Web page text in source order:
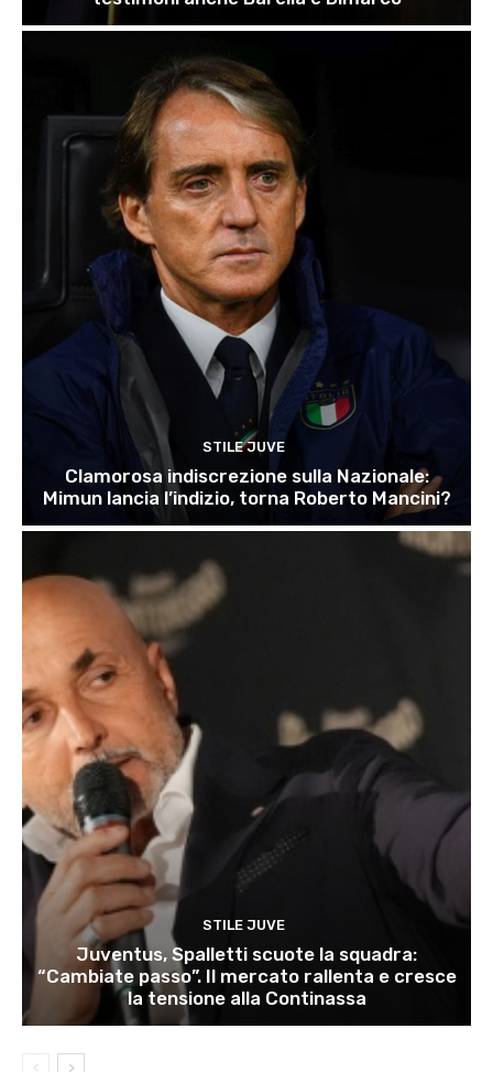
STILE JUVE
Clamorosa indiscrezione sulla Nazionale:
Mimun lancia l’indizio, torna Roberto Mancini?
STILE JUVE
Juventus, Spalletti scuote la squadra:
“Cambiate passo”. Il mercato rallenta e cresce
la tensione alla Continassa